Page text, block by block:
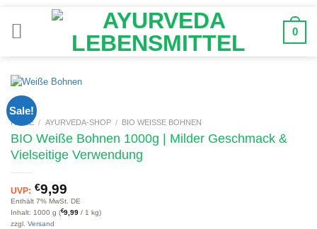
Inhalt
0
Sale!
HOME / AYURVEDA-SHOP / BIO WEISSE BOHNEN
BIO Weiße Bohnen 1000g | Milder Geschmack &
Vielseitige Verwendung
UVP: €9,99
Enthält 7% MwSt. DE
Inhalt: 1000 g (€9,99 / 1 kg)
zzgl. Versand